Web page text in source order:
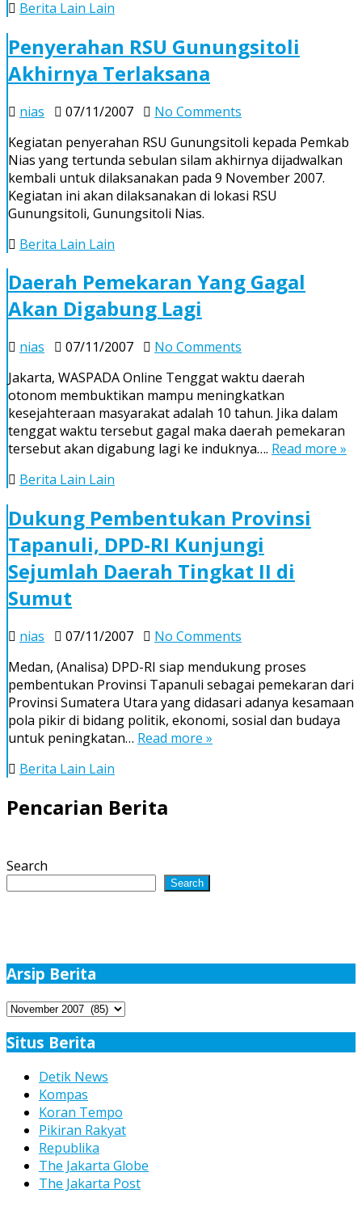
Berita Lain Lain
Penyerahan RSU Gunungsitoli
Akhirnya Terlaksana
nias 07/11/2007 No Comments
RSU
Gunungsitoli
Akhirnya
Terlaksana
Kegiatan penyerahan RSU Gunungsitoli kepada Pemkab
Nias yang tertunda sebulan silam akhirnya dijadwalkan
kembali untuk dilaksanakan pada 9 November 2007.
Kegiatan ini akan dilaksanakan di lokasi RSU
Gunungsitoli, Gunungsitoli Nias.
Berita Lain Lain
Daerah Pemekaran Yang Gagal
Akan Digabung Lagi
nias 07/11/2007 No Comments
Pemekaran
Yang
Gagal
Akan
Digabung
Jakarta, WASPADA Online Tenggat waktu daerah
otonom membuktikan mampu meningkatkan
kesejahteraan masyarakat adalah 10 tahun. Jika dalam
tenggat waktu tersebut gagal maka daerah pemekaran
tersebut akan digabung lagi ke induknya…. Read more »
Berita Lain Lain
Dukung Pembentukan Provinsi
Tapanuli, DPD-RI Kunjungi
Sejumlah Daerah Tingkat II di
Sumut
nias 07/11/2007 No Comments
Pembentukan
Provinsi
Tapanuli,
DPD-
Medan, (Analisa) DPD-RI siap mendukung proses
pembentukan Provinsi Tapanuli sebagai pemekaran dari
Provinsi Sumatera Utara yang didasari adanya kesamaan
pola pikir di bidang politik, ekonomi, sosial dan budaya
untuk peningkatan… Read more »
Berita Lain Lain
Pencarian Berita
Search
Search
Arsip Berita
Arsip
Situs Berita
Detik News
Kompas
Koran Tempo
Pikiran Rakyat
Republika
The Jakarta Globe
The Jakarta Post